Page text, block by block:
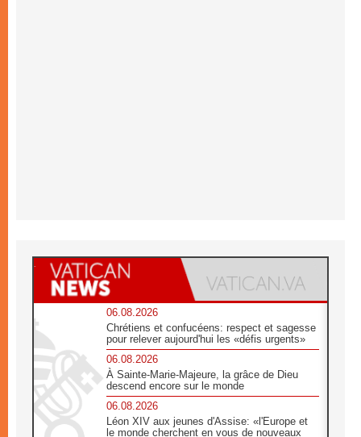
06.08.2026
Chrétiens et confucéens: respect et sagesse
pour relever aujourd'hui les «défis urgents»
06.08.2026
À Sainte-Marie-Majeure, la grâce de Dieu
descend encore sur le monde
06.08.2026
Léon XIV aux jeunes d'Assise: «l'Europe et
le monde cherchent en vous de nouveaux